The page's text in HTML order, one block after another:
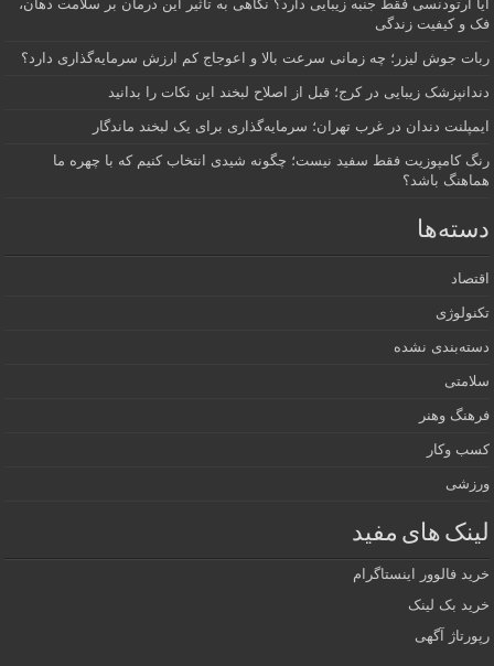
آیا ارتودنسی فقط جنبه زیبایی دارد؟ نگاهی به تأثیر این درمان بر سلامت دهان،
فک و کیفیت زندگی
ربات جوش لیزر؛ چه زمانی سرعت بالا و اعوجاج کم ارزش سرمایه‌گذاری دارد؟
دندانپزشک زیبایی در کرج؛ قبل از اصلاح لبخند این نکات را بدانید
ایمپلنت دندان در غرب تهران؛ سرمایه‌گذاری برای یک لبخند ماندگار
رنگ کامپوزیت فقط سفید نیست؛ چگونه شیدی انتخاب کنیم که با چهره ما
هماهنگ باشد؟
دسته‌ها
اقتصاد
تکنولوژی
دسته‌بندی نشده
سلامتی
فرهنگ وهنر
کسب وکار
ورزشی
لینک های مفید
خرید فالوور اینستاگرام
خرید بک لینک
رپورتاژ آگهی